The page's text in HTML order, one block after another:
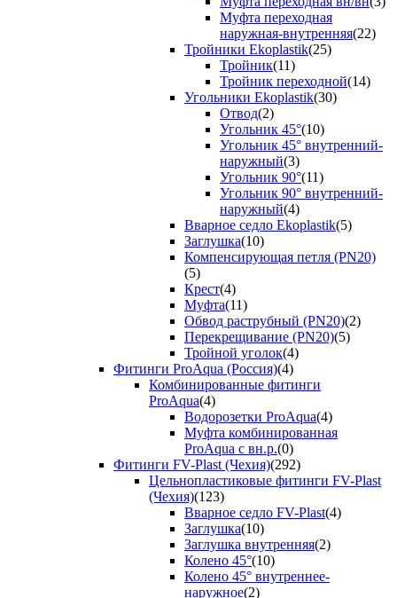
Муфта переходная
наружная-внутренняя(22)
Тройники Ekoplastik(25)
Тройник(11)
Тройник переходной(14)
Угольники Ekoplastik(30)
Отвод(2)
Угольник 45°(10)
Угольник 45° внутренний-
наружный(3)
Угольник 90°(11)
Угольник 90° внутренний-
наружный(4)
Вварное седло Ekoplastik(5)
Заглушка(10)
Компенсирующая петля (PN20)
(5)
Крест(4)
Муфта(11)
Обвод раструбный (PN20)(2)
Перекрещивание (PN20)(5)
Тройной уголок(4)
Фитинги ProAqua (Россия)(4)
Комбинированные фитинги
ProAqua(4)
Водорозетки ProAqua(4)
Муфта комбинированная
ProAqua с вн.р.(0)
Фитинги FV-Plast (Чехия)(292)
Цельнопластиковые фитинги FV-Plast
(Чехия)(123)
Вварное седло FV-Plast(4)
Заглушка(10)
Заглушка внутренняя(2)
Колено 45°(10)
Колено 45° внутреннее-
наружное(2)